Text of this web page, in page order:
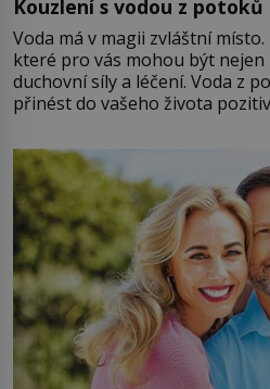
Kouzlení s vodou z
Voda má v magii zvláštní
které pro vás mohou být nejen
duchovní síly a léčení. Voda z
přinést do vašeho života
můžete obohatit své rituály a
větší harmonii a klid. Je důležité